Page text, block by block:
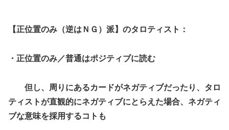
【正位置のみ（逆はＮＧ）派】のタロティスト：
・正位置のみ／普通はポジティブに読む
但し、
周りにあるカードがネガティブだったり、タロ
ティストが直観的にネガティブにとらえた場合、ネガティ
ブな意味を採用するコトも